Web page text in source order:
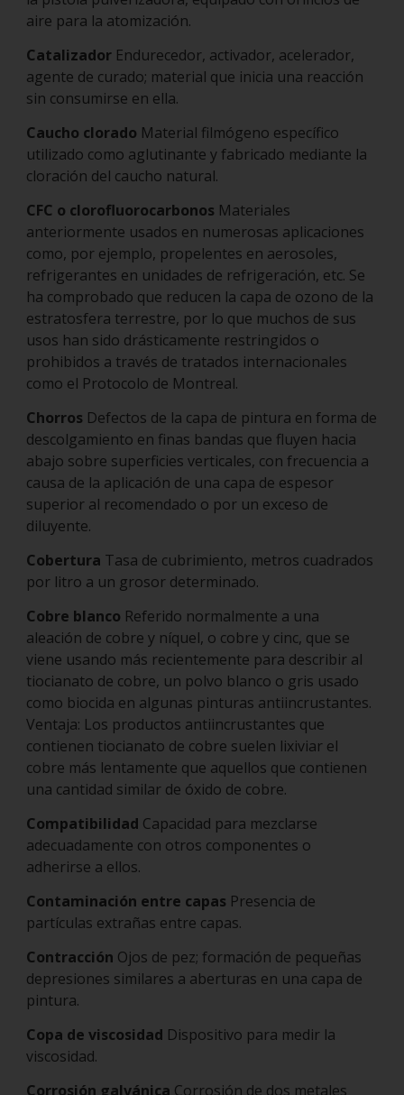
aire para la atomización.
Catalizador Endurecedor, activador, acelerador,
agente de curado; material que inicia una reacción
sin consumirse en ella.
Caucho clorado Material filmógeno específico
utilizado como aglutinante y fabricado mediante la
cloración del caucho natural.
CFC o clorofluorocarbonos Materiales
anteriormente usados en numerosas aplicaciones
como, por ejemplo, propelentes en aerosoles,
refrigerantes en unidades de refrigeración, etc. Se
ha comprobado que reducen la capa de ozono de la
estratosfera terrestre, por lo que muchos de sus
usos han sido drásticamente restringidos o
prohibidos a través de tratados internacionales
como el Protocolo de Montreal.
Chorros Defectos de la capa de pintura en forma de
descolgamiento en finas bandas que fluyen hacia
abajo sobre superficies verticales, con frecuencia a
causa de la aplicación de una capa de espesor
superior al recomendado o por un exceso de
diluyente.
Cobertura Tasa de cubrimiento, metros cuadrados
por litro a un grosor determinado.
Cobre blanco Referido normalmente a una
aleación de cobre y níquel, o cobre y cinc, que se
viene usando más recientemente para describir al
tiocianato de cobre, un polvo blanco o gris usado
como biocida en algunas pinturas antiincrustantes.
Ventaja: Los productos antiincrustantes que
contienen tiocianato de cobre suelen lixiviar el
cobre más lentamente que aquellos que contienen
una cantidad similar de óxido de cobre.
Compatibilidad Capacidad para mezclarse
adecuadamente con otros componentes o
adherirse a ellos.
Contaminación entre capas Presencia de
partículas extrañas entre capas.
Contracción Ojos de pez; formación de pequeñas
depresiones similares a aberturas en una capa de
pintura.
Copa de viscosidad Dispositivo para medir la
viscosidad.
Corrosión galvánica Corrosión de dos metales